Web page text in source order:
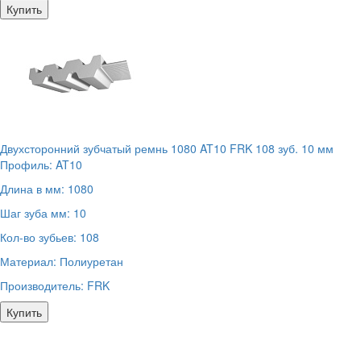
Купить
Двухсторонний зубчатый ремнь 1080 AT10 FRK 108 зуб. 10 мм
Профиль: AT10
Длина в мм: 1080
Шаг зуба мм: 10
Кол-во зубьев: 108
Материал: Полиуретан
Производитель: FRK
Купить